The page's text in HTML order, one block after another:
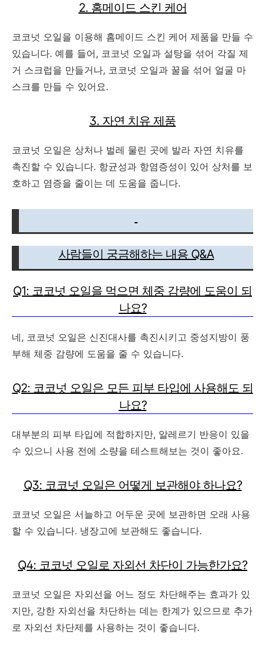
2. 홈메이드 스킨 케어
코코넛 오일을 이용해 홈메이드 스킨 케어 제품을 만들 수
있습니다. 예를 들어, 코코넛 오일과 설탕을 섞어 각질 제
거 스크럽을 만들거나, 코코넛 오일과 꿀을 섞어 얼굴 마
스크를 만들 수 있어요.
3. 자연 치유 제품
코코넛 오일은 상처나 벌레 물린 곳에 발라 자연 치유를
촉진할 수 있습니다. 항균성과 항염증성이 있어 상처를 보
호하고 염증을 줄이는 데 도움을 줍니다.
사람들이 궁금해하는 내용 Q&A
Q1: 코코넛 오일을 먹으면 체중 감량에 도움이 되
나요?
네, 코코넛 오일은 신진대사를 촉진시키고 중성지방이 풍
부해 체중 감량에 도움을 줄 수 있습니다.
Q2: 코코넛 오일은 모든 피부 타입에 사용해도 되
나요?
대부분의 피부 타입에 적합하지만, 알레르기 반응이 있을
수 있으니 사용 전에 소량을 테스트해보는 것이 좋아요.
Q3: 코코넛 오일은 어떻게 보관해야 하나요?
코코넛 오일은 서늘하고 어두운 곳에 보관하면 오래 사용
할 수 있습니다. 냉장고에 보관해도 좋습니다.
Q4: 코코넛 오일로 자외선 차단이 가능한가요?
코코넛 오일은 자외선을 어느 정도 차단해주는 효과가 있
지만, 강한 자외선을 차단하는 데는 한계가 있으므로 추가
로 자외선 차단제를 사용하는 것이 좋습니다.